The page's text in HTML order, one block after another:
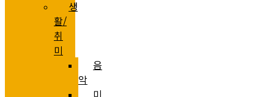
생
활/
취
미
음
악
미